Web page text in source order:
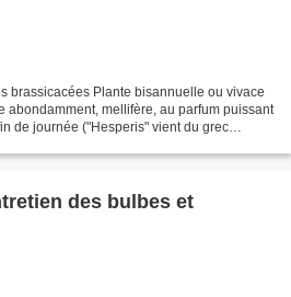
brassicacées Plante bisannuelle ou vivace
abondamment, mellifère, au parfum puissant
de journée ("Hesperis" vient du grec
des bulbes et